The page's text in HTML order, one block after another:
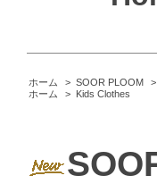
ホーム > SOOR PLOOM >
ホーム
> Kids Clothes